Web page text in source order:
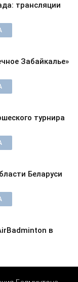
трансляции
Забайкалье»
турнира
Беларуси
в